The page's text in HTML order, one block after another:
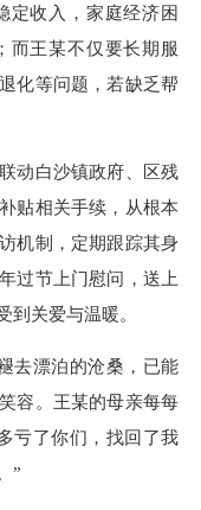
定收入，家庭经济困
而王某不仅要长期服
化等问题，若缺乏帮
动白沙镇政府、区残
贴相关手续，从根本
机制，定期跟踪其身
过节上门慰问，送上
关爱与温暖。
漂泊的沧桑，已能
容。王某的母亲每每
亏了你们，找回了我
”